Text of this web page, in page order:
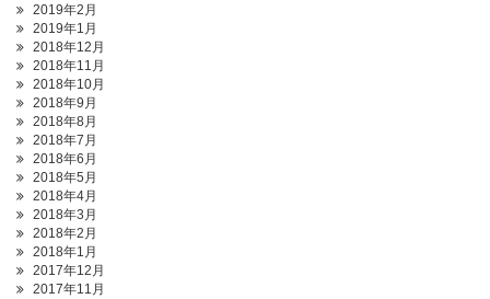
2019年2月
2019年1月
2018年12月
2018年11月
2018年10月
2018年9月
2018年8月
2018年7月
2018年6月
2018年5月
2018年4月
2018年3月
2018年2月
2018年1月
2017年12月
2017年11月